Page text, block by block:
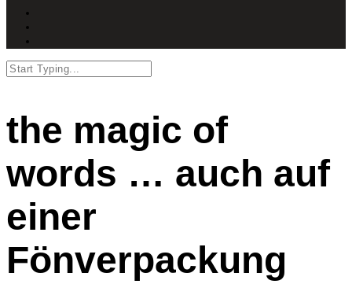
the magic of
words … auch auf
einer
Fönverpackung